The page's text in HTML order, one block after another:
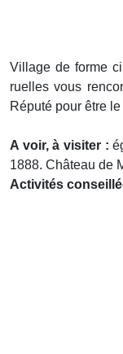
Village de forme
ruelles vous
Réputé pour être
A voir, à visiter :
1888. Château de
Activités